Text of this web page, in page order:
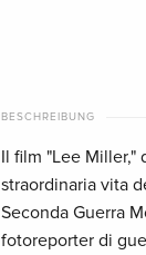
BESCHREIBUNG
Il film "Lee Miller,"
straordinaria vita
Seconda Guerra
fotoreporter di